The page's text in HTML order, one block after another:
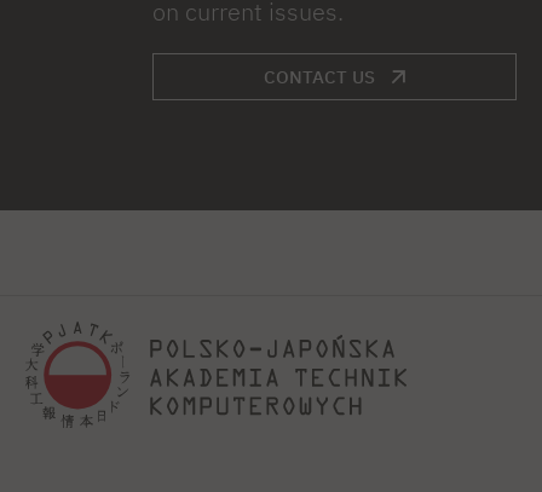
on current issues.
CONTACT US